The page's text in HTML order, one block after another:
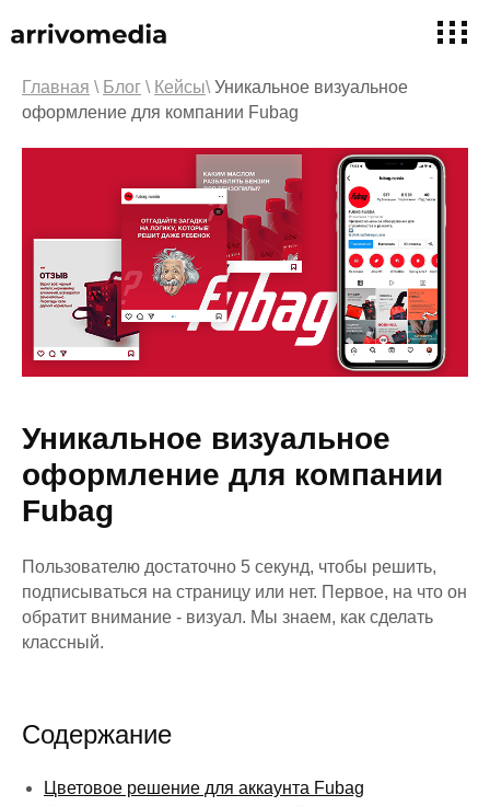
Главная \ Блог \ Кейсы\ Уникальное визуальное
оформление для компании Fubag
Уникальное визуальное
оформление для компании
Fubag
Пользователю достаточно 5 секунд, чтобы решить,
подписываться на страницу или нет. Первое, на что он
обратит внимание - визуал. Мы знаем, как сделать
классный.
Содержание
Цветовое решение для аккаунта Fubag